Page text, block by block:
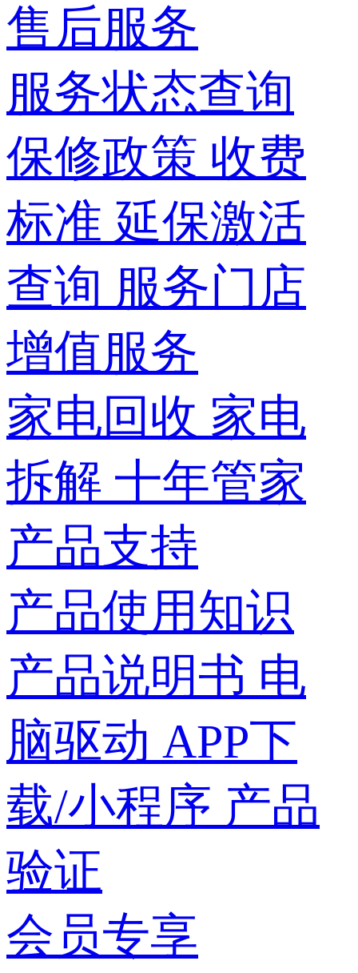
售后服务
服务状态查询
保修政策 收费
标准 延保激活
查询 服务门店
增值服务
家电回收 家电
拆解 十年管家
产品支持
产品使用知识
产品说明书 电
脑驱动 APP下
载/小程序 产品
验证
会员专享